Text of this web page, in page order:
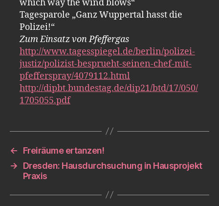
which way the wind blows“
Tagesparole „Ganz Wuppertal hasst die
Polizei!“
Zum Einsatz von Pfeffergas
http://www.tagesspiegel.de/berlin/polizei-
justiz/polizist-besprueht-seinen-chef-mit-
pfefferspray/4079112.html
http://dipbt.bundestag.de/dip21/btd/17/050/
1705055.pdf
←
Freiräume ertanzen!
→
Dresden: Hausdurchsuchung in Hausprojekt
Praxis